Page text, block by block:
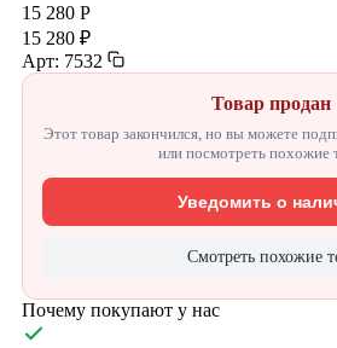
15 280 Р
15 280 ₽
Арт: 7532
Товар продан
Этот товар закончился, но вы можете
или посмотреть похожие
Уведомить о
Смотреть похожие
Почему покупают у нас